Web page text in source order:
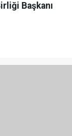
Başkanı